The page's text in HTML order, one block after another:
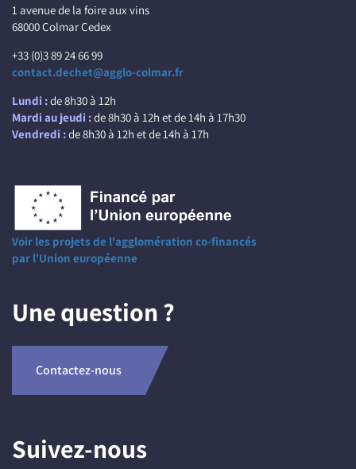
1 avenue de la foire aux vins
68000 Colmar Cedex
+33 (0)3 89 24 66 99
contact.dechet@agglo-colmar.fr
Lundi :de 8h30 à 12h
Mardi au jeudi :de 8h30 à 12h et de 14h à 17h30
Vendredi :de 8h30 à 12h et de 14h à 17h
Voir les projets de l'agglomération co-financés
par l'Union européenne
Une question ?
Contactez-nous
Suivez-nous